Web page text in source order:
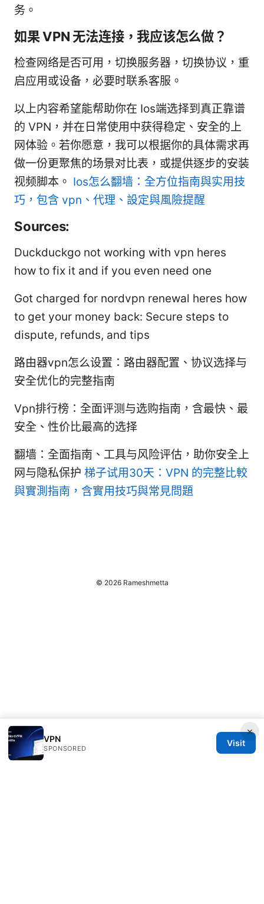
务。
如果 VPN 无法连接，我应该怎么做？
检查网络是否可用，切换服务器，切换协议，重
启应用或设备，必要时联系客服。
以上内容希望能帮助你在 Ios端选择到真正靠谱
的 VPN，并在日常使用中获得稳定、安全的上
网体验。若你愿意，我可以根据你的具体需求再
做一份更聚焦的场景对比表，或提供逐步的安装
视频脚本。 Ios怎么翻墙：全方位指南與实用技
巧，包含 vpn、代理、設定與風險提醒
Sources:
Duckduckgo not working with vpn heres
how to fix it and if you even need one
Got charged for nordvpn renewal heres how
to get your money back: Secure steps to
dispute, refunds, and tips
路由器vpn怎么设置：路由器配置、协议选择与
安全优化的完整指南
Vpn排行榜：全面评测与选购指南，含最快、最
安全、性价比最高的选择
翻墙：全面指南、工具与风险评估，助你安全上
网与隐私保护 梯子试用30天：VPN 的完整比較
與實測指南，含實用技巧與常見問題
×
VPN
SPONSORED
Visit
© 2026 Rameshmetta